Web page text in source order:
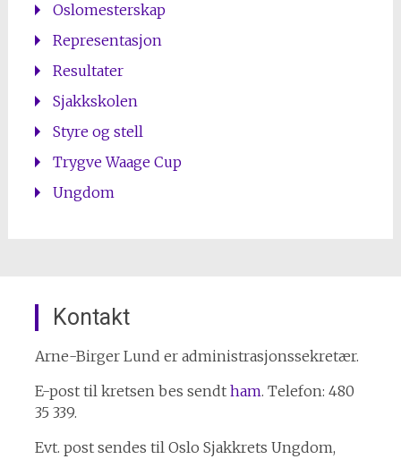
Oslomesterskap
Representasjon
Resultater
Sjakkskolen
Styre og stell
Trygve Waage Cup
Ungdom
Kontakt
Arne-Birger Lund er administrasjonssekretær.
E-post til kretsen bes sendt ham. Telefon: 480
35 339.
Evt. post sendes til Oslo Sjakkrets Ungdom,